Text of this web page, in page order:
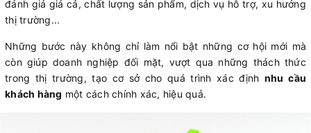
đánh giá giá cả, chất lượng sản phẩm, dịch vụ hỗ trợ, xu hướng
thị trường...
Những bước này không chỉ làm nổi bật những cơ hội mới mà
còn giúp doanh nghiệp đối mặt, vượt qua những thách thức
trong thị trường, tạo cơ sở cho quá trình xác định nhu cầu
khách hàng một cách chính xác, hiệu quả.